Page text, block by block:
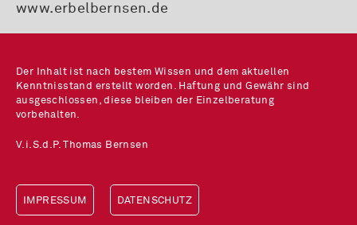
www.erbelbernsen.de
Der Inhalt ist nach bestem Wissen und dem aktuellen
Kenntnisstand erstellt worden. Haftung und Gewähr sind
ausgeschlossen, diese bleiben der Einzelberatung
vorbehalten.
V.i.S.d.P. Thomas Bernsen
IMPRESSUM DATENSCHUTZ